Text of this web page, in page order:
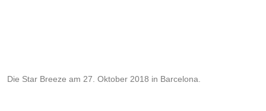
Die Star Breeze am 27. Oktober 2018 in Barcelona.